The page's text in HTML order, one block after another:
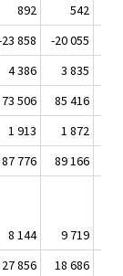
892 542
858 -20 055
4 386 3 835
73 506 85 416
1 913 1 872
87 776 89 166
8 144 9 719
27 856 18 686